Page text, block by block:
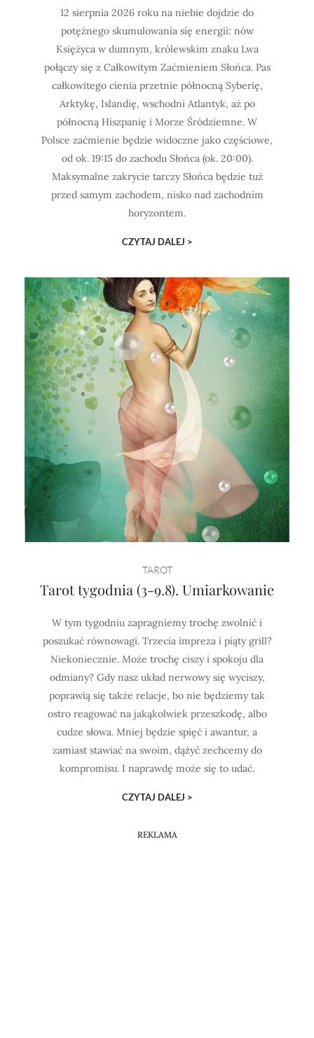
12 sierpnia 2026 roku na niebie dojdzie do
potężnego skumulowania się energii: nów
Księżyca w dumnym, królewskim znaku Lwa
połączy się z Całkowitym Zaćmieniem Słońca. Pas
całkowitego cienia przetnie północną Syberię,
Arktykę, Islandię, wschodni Atlantyk, aż po
północną Hiszpanię i Morze Śródziemne. W
Polsce zaćmienie będzie widoczne jako częściowe,
od ok. 19:15 do zachodu Słońca (ok. 20:00).
Maksymalne zakrycie tarczy Słońca będzie tuż
przed samym zachodem, nisko nad zachodnim
horyzontem.
CZYTAJ DALEJ >
TAROT
Tarot tygodnia (3-9.8). Umiarkowanie
W tym tygodniu zapragniemy trochę zwolnić i
poszukać równowagi. Trzecia impreza i piąty grill?
Niekoniecznie. Może trochę ciszy i spokoju dla
odmiany? Gdy nasz układ nerwowy się wyciszy,
poprawią się także relacje, bo nie będziemy tak
ostro reagować na jakąkolwiek przeszkodę, albo
cudze słowa. Mniej będzie spięć i awantur, a
zamiast stawiać na swoim, dążyć zechcemy do
kompromisu. I naprawdę może się to udać.
CZYTAJ DALEJ >
REKLAMA